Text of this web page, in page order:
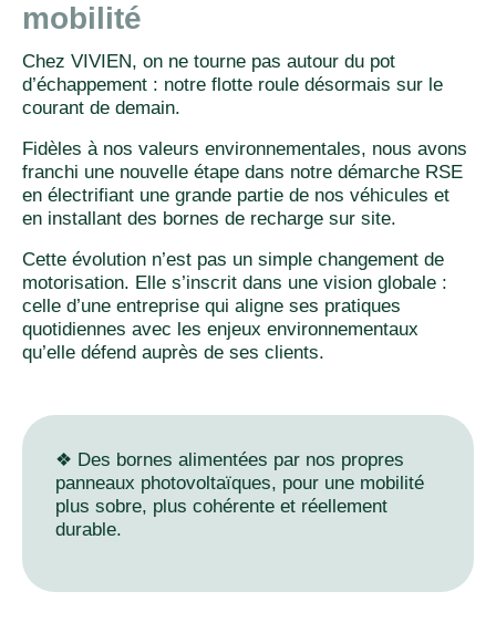
mobilité
Chez VIVIEN, on ne tourne pas autour du pot
d’échappement : notre flotte roule désormais sur le
courant de demain.
Fidèles à nos valeurs environnementales, nous avons
franchi une nouvelle étape dans notre démarche RSE
en électrifiant une grande partie de nos véhicules et
en installant des bornes de recharge sur site.
Cette évolution n’est pas un simple changement de
motorisation. Elle s’inscrit dans une vision globale :
celle d’une entreprise qui aligne ses pratiques
quotidiennes avec les enjeux environnementaux
qu’elle défend auprès de ses clients.
❖ Des bornes alimentées par nos propres
panneaux photovoltaïques, pour une mobilité
plus sobre, plus cohérente et réellement
durable.